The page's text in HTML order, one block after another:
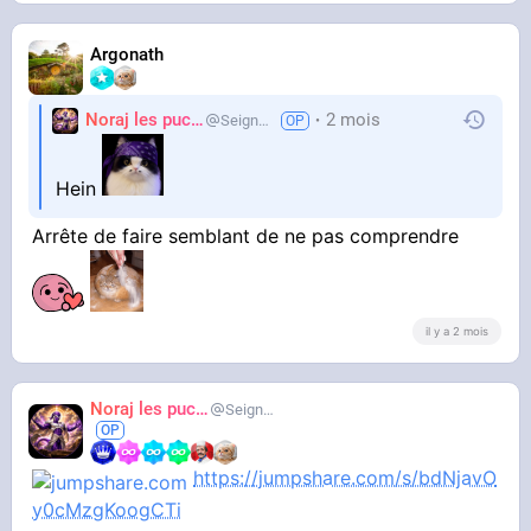
Argonath
Noraj les pucix SeigneurCooler 2 mois
Hein
Arrête de faire semblant de ne pas comprendre
il y a 2 mois
Noraj les pucix SeigneurCooler
https://jumpshare.com/s/bdNjavO
y0cMzgKoogCTi